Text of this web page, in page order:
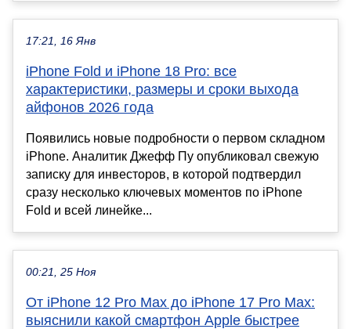
17:21, 16 Янв
iPhone Fold и iPhone 18 Pro: все
характеристики, размеры и сроки выхода
айфонов 2026 года
Появились новые подробности о первом складном
iPhone. Аналитик Джефф Пу опубликовал свежую
записку для инвесторов, в которой подтвердил
сразу несколько ключевых моментов по iPhone
Fold и всей линейке...
00:21, 25 Ноя
От iPhone 12 Pro Max до iPhone 17 Pro Max:
выяснили какой смартфон Apple быстрее